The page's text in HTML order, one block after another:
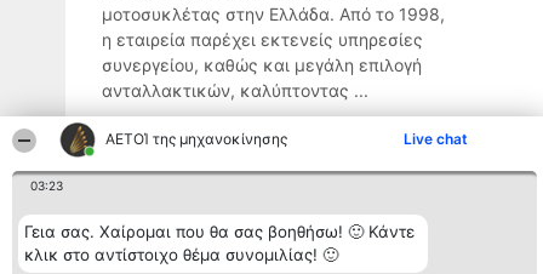
ΑΕΤΟΊ της μηχανοκίνησης Live chat
03:23
Γεια σας. Χαίρομαι που θα σας βοηθήσω! 🙂 Κάντε
κλικ στο αντίστοιχο θέμα συνομιλίας! 🙂
μοτοσυκλέτας στην Ελλάδα. Από το 1998,
η εταιρεία παρέχει εκτενείς υπηρεσίες
συνεργείου, καθώς και μεγάλη επιλογή
ανταλλακτικών, καλύπτοντας ...
9.6
SKRIVANOSERVICE - Γενικό
Συνεργείο Αυτοκινήτων